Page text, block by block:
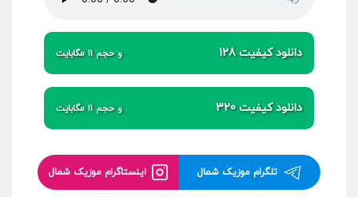
دانلود کیفیت 128 و حجم 11 مگابایت
دانلود کیفیت 320 و حجم 11 مگابایت
تلگرام موزیک شمال اینستاگرام موزیک شمال